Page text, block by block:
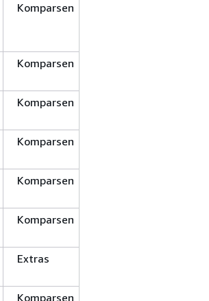
Komparsen
Komparsen
Komparsen
Komparsen
Komparsen
Komparsen
Extras
Komparsen